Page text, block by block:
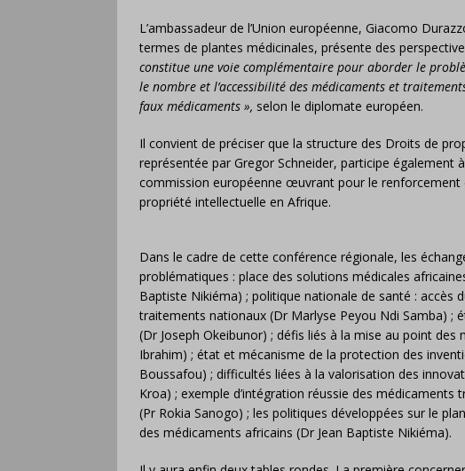
L’ambassadeur de l’Union européenne, Giacomo
termes de plantes médicinales, présente des
constitue une voie complémentaire pour aborder le
le nombre et l’accessibilité des médicaments et
faux médicaments », selon le diplomate européen.
Il convient de préciser que la structure des Droits de
représentée par Gregor Schneider, participe également
commission européenne œuvrant pour le renforcement
propriété intellectuelle en Afrique.
Dans le cadre de cette conférence régionale, les
problématiques : place des solutions médicales
Baptiste Nikiéma) ; politique nationale de santé : accès
traitements nationaux (Dr Marlyse Peyou Ndi Samba) ;
(Dr Joseph Okeibunor) ; défis liés à la mise au point
Ibrahim) ; état et mécanisme de la protection des
Boussafou) ; difficultés liées à la valorisation des
Kroa) ; exemple d’intégration réussie des
(Pr Rokia Sanogo) ; les politiques développées sur le
des médicaments africains (Dr Jean Baptiste Nikiéma).